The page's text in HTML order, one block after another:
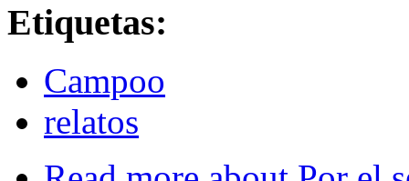
Etiquetas:
Campoo
relatos